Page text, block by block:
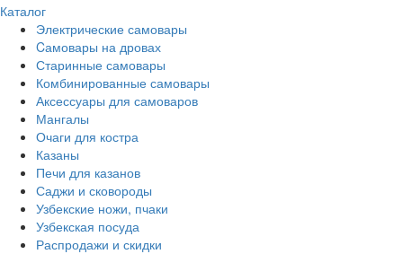
Каталог
Электрические самовары
Cамовары на дровах
Старинные самовары
Комбинированные самовары
Аксессуары для самоваров
Мангалы
Очаги для костра
Казаны
Печи для казанов
Саджи и сковороды
Узбекские ножи, пчаки
Узбекская посуда
Распродажи и скидки